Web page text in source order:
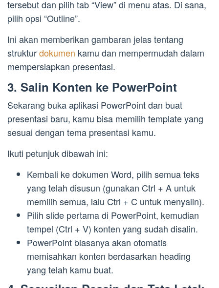
tersebut dan pilih tab “View” di menu atas. Di sana,
pilih opsi “Outline”.
Ini akan memberikan gambaran jelas tentang
strukturdokumen kamu dan mempermudah dalam
mempersiapkan presentasi.
3. Salin Konten ke PowerPoint
Sekarang buka aplikasi PowerPoint dan buat
presentasi baru, kamu bisa memilih template yang
sesuai dengan tema presentasi kamu.
Ikuti petunjuk dibawah ini:
Kembali ke dokumen Word, pilih semua teks
yang telah disusun (gunakan Ctrl + A untuk
memilih semua, lalu Ctrl + C untuk menyalin).
Pilih slide pertama di PowerPoint, kemudian
tempel (Ctrl + V) konten yang sudah disalin.
PowerPoint biasanya akan otomatis
memisahkan konten berdasarkan heading
yang telah kamu buat.